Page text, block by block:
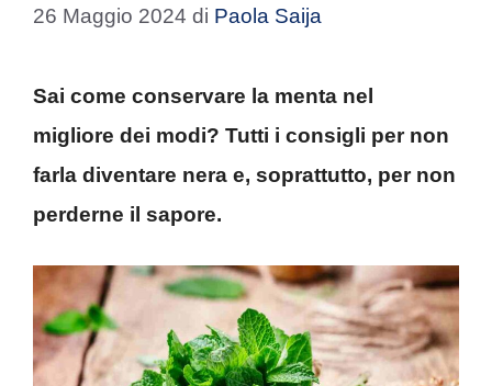
26 Maggio 2024 di Paola Saija
Sai come conservare la menta nel
migliore dei modi? Tutti i consigli per non
farla diventare nera e, soprattutto, per non
perderne il sapore.